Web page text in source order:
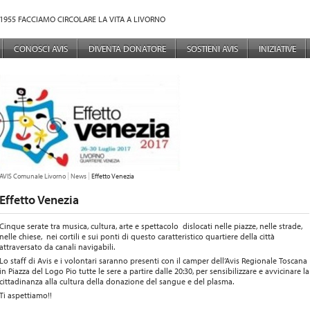
FACCIAMO CIRCOLARE LA VITA A LIVORNO
PRINCIPALE
CONOSCI AVIS DIVENTA DONATORE SOSTIENI AVIS INIZIATIVE
TU SEI QUI:
AVIS Comunale Livorno News Effetto Venezia
Effetto Venezia
Cinque serate tra musica, cultura, arte e spettacolo dislocati nelle piazze, nelle strade,
nelle chiese, nei cortili e sui ponti di questo caratteristico quartiere della città
attraversato da canali navigabili.
Lo staff di Avis e i volontari saranno presenti con il camper dell’Avis Regionale Toscana
in Piazza del Logo Pio tutte le sere a partire dalle 20:30, per sensibilizzare e avvicinare la
cittadinanza alla cultura della donazione del sangue e del plasma.
Ti aspettiamo!!